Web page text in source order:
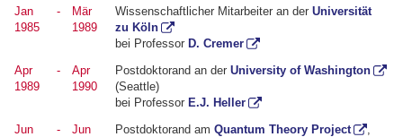
Jan
1985
-
Mär
1989
Wissenschaftlicher Mitarbeiter an derUniversität
zu Köln
bei ProfessorD. Cremer
Apr
1989
-
Apr
1990
Postdoktorand an derUniversity of Washington
(Seattle)
bei ProfessorE.J. Heller
Jun
-
Jun
Postdoktorand amQuantum Theory Project